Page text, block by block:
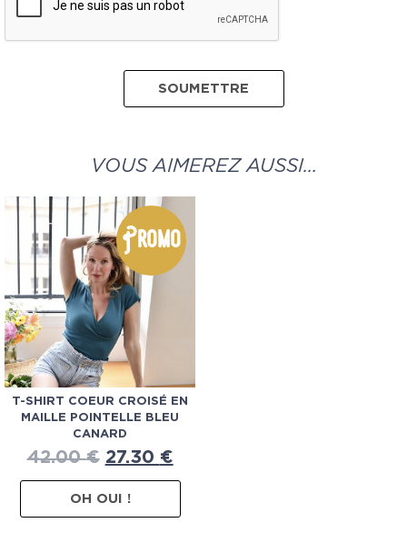
VOUS AIMEREZ AUSSI…
Promo
T-SHIRT COEUR CROISÉ EN
MAILLE POINTELLE BLEU
CANARD
42.00€ 27.30 €
OH OUI !